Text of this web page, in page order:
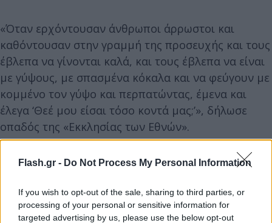
Flash.gr - Do Not Process My Personal Information
If you wish to opt-out of the sale, sharing to third parties, or
processing of your personal or sensitive information for
targeted advertising by us, please use the below opt-out
«Όταν ερχόντουσαν άνθρωποι άρρωστοι και
καθόντουσαν στην γραμμή της προσευχής και τους
έβλεπα να γίνονται καλά, και τους έβλεπα να είναι
με γύψους, με σπασμένα κόκαλα και να φεύγουν με
κομμένο τον γύψο και περπατώντας, έμενα και
έλεγα ‘Θεέ μου είσαι τόσο κοντά μας;’», δήλωσε
οπαδός της «Εκκλησίας των Εθνών».
Όπως είπε στο Live News, όταν μπήκε λουκέτο
Ανδρέας ψέκαζε με το θαυματουργό νεράκι του, η
ίδια ένιωσε πως έκλεισε η πόρτα του πατέρα της.